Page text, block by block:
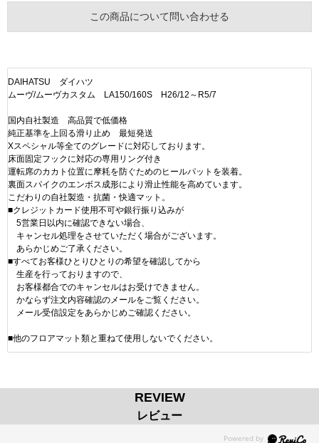
この商品について問い合わせる
DAIHATSU ダイハツ
ムーヴ/ムーヴカスタム LA150/160S H26/12～R5/7
国内自社製造 高品質で低価格
純正基準を上回る滑り止め 最短発送
Xスペシャル等全てのグレードに対応しております。
床面固定フックに対応の専用リング付き
運転席のカカト位置に摩耗を防ぐためのヒールパットを装着。
裏面スパイクのエンボス成形により滑止性能を高めています。
こだわりの自社製造・抗菌・快適マット。
■クレジットカード使用不可や銀行振り込みが
5営業日以内に確認できない場合、
キャンセル処理をさせていただく場合がございます。
あらかじめご了承ください。
■すべてお客様ひとりひとりの希望を確認してから
生産を行っておりますので、
お客様都合でのキャンセルはお受けできません。
かならず注文内容確認のメールをご覧ください。
メール受信設定をあらかじめご確認ください。
■他のフロアマット類と重ねて使用しないでください。
REVIEW
レビュー